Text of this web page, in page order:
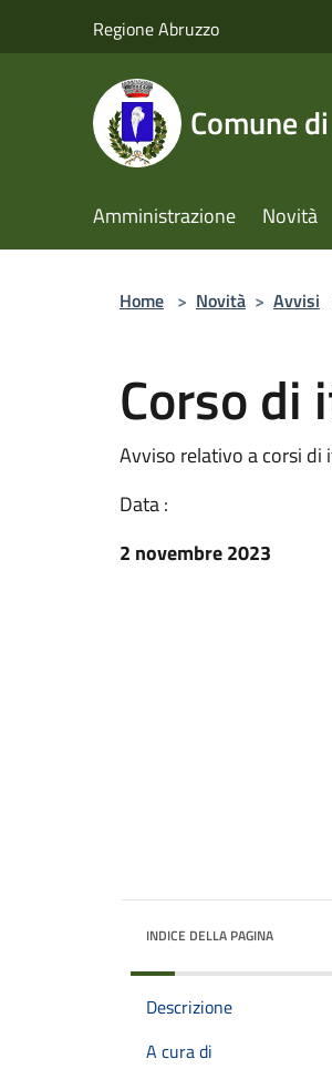
Regione Abruzzo
Comune
Amministrazione Novità
Home > Novità > Avvisi
Corso di
Avviso relativo a corsi di
Data :
2 novembre 2023
INDICE DELLA PAGINA
Descrizione
A cura di